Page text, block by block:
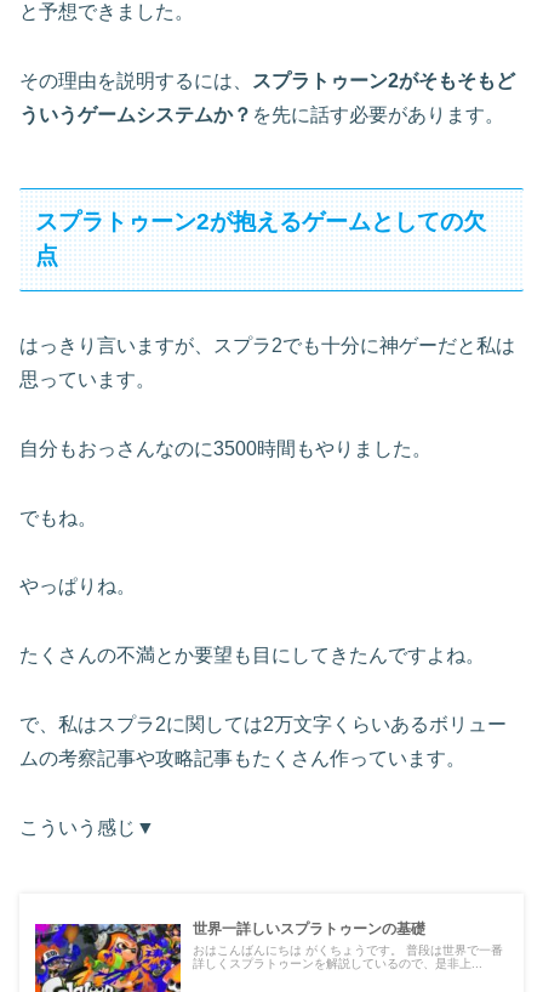
と予想できました。
その理由を説明するには、
スプラトゥーン2がそもそもど
ういうゲームシステムか？ を先に話す必要があります。
スプラトゥーン2が抱えるゲームとしての欠
点
はっきり言いますが、スプラ2でも十分に神ゲーだと私は
思っています。
自分もおっさんなのに3500時間もやりました。
でもね。
やっぱりね。
たくさんの不満とか要望も目にしてきたんですよね。
で、私はスプラ2に関しては2万文字くらいあるボリュー
ムの考察記事や攻略記事もたくさん作っています。
こういう感じ▼
世界一詳しいスプラトゥーンの基礎
おはこんばんにちは がくちょうです。 普段は世界で一番
詳しくスプラトゥーンを解説しているので、是非上...